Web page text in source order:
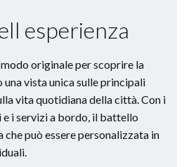
esperienza
originale per scoprire la
vista unica sulle principali
vita quotidiana della città. Con i
i servizi a bordo, il battello
che può essere personalizzata in